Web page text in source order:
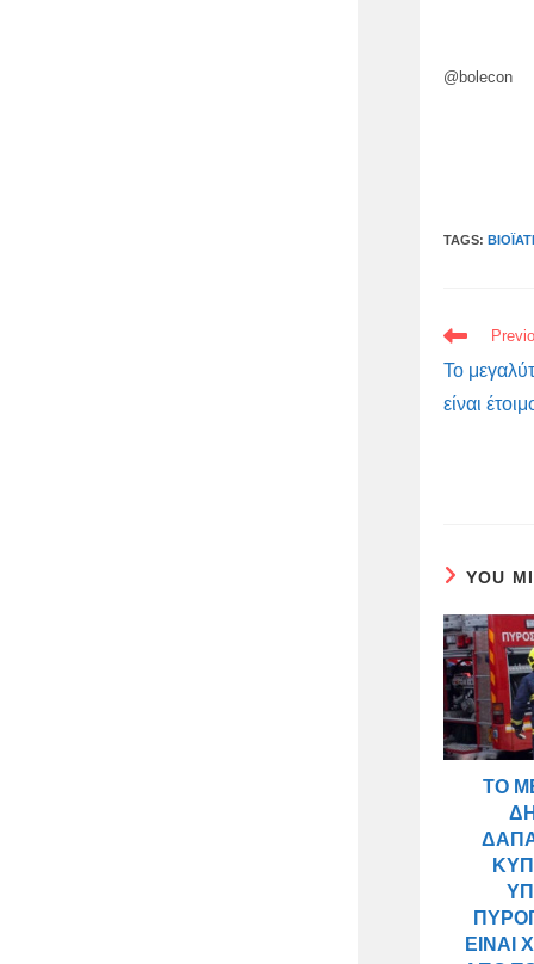
@bolecon
TAGS:
READ
MORE
ARTICLES
Το
είναι
YOU
ΤΟ
ΕΊΝΑΙ